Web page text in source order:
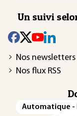
Un suivi
Nos newsletters
Nos flux RSS
Automatique -